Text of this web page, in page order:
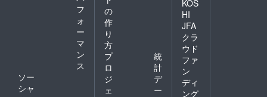
フ
ォ
ー
マ
ン
ス
ソー
シャ
の
作
り
方
プ
ロ
ジ
ェ
統
計
デ
ー
KOS
HI
JFA
クラ
ウド
ファ
ン
ディ
ング